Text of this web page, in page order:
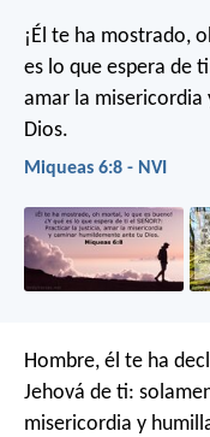
¡Él te ha mostrado,
es lo que espera de ti
amar la misericordia
Dios.
Miqueas 6:8 - NVI
Hombre, él te ha
Jehová de ti:
misericordia y